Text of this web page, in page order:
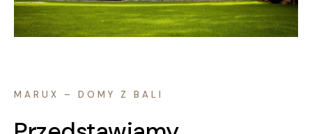
MARUX – DOMY Z BALI